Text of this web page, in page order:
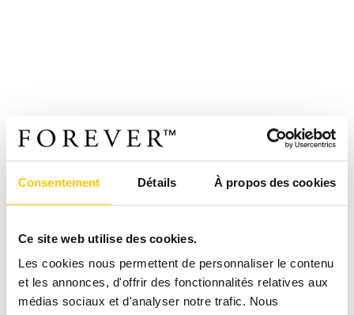
Consentement Détails À propos des cookies
Ce site web utilise des cookies.
Les cookies nous permettent de personnaliser le contenu
et les annonces, d'offrir des fonctionnalités relatives aux
médias sociaux et d'analyser notre trafic. Nous